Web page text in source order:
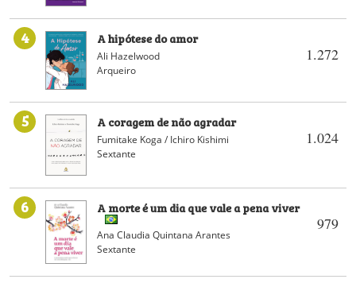
4
1.272
A hipótese do amor
Ali Hazelwood
Arqueiro
5
1.024
A coragem de não agradar
Fumitake Koga / Ichiro Kishimi
Sextante
6
979
A morte é um dia que vale a pena viver
Ana Claudia Quintana Arantes
Sextante